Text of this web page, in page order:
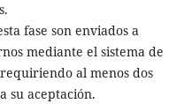
fase son enviados a
mediante el sistema de
al menos dos
su aceptación.